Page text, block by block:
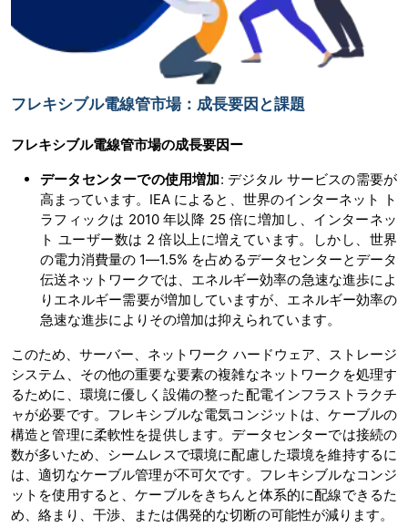
フレキシブル電線管市場：成長要因と課題
フレキシブル電線管市場の成長要因ー
データセンターでの使用増加: デジタル サービスの需要が
高まっています。IEA によると、世界のインターネット ト
ラフィックは 2010 年以降 25 倍に増加し、インターネッ
ト ユーザー数は 2 倍以上に増えています。しかし、世界
の電力消費量の 1―1.5% を占めるデータセンターとデータ
伝送ネットワークでは、エネルギー効率の急速な進歩によ
りエネルギー需要が増加していますが、エネルギー効率の
急速な進歩によりその増加は抑えられています。
このため、サーバー、ネットワーク ハードウェア、ストレージ
システム、その他の重要な要素の複雑なネットワークを処理す
るために、環境に優しく設備の整った配電インフラストラクチ
ャが必要です。フレキシブルな電気コンジットは、ケーブルの
構造と管理に柔軟性を提供します。データセンターでは接続の
数が多いため、シームレスで環境に配慮した環境を維持するに
は、適切なケーブル管理が不可欠です。フレキシブルなコンジ
ットを使用すると、ケーブルをきちんと体系的に配線できるた
め、絡まり、干渉、または偶発的な切断の可能性が減ります。